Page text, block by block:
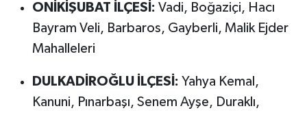
ONİKİŞUBAT İLÇESİ: Vadi, Boğaziçi, Hacı
Bayram Veli, Barbaros, Gayberli, Malik Ejder
Mahalleleri
DULKADİROĞLU İLÇESİ: Yahya Kemal,
Kanuni, Pınarbaşı, Senem Ayşe, Duraklı,